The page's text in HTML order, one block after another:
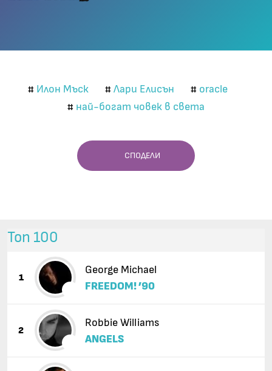
# Илон Мъск # Лари Елисън # oracle
# най-богат човек в света
СПОДЕЛИ
Топ 100
1
George Michael
FREEDOM! ’90
2
Robbie Williams
ANGELS